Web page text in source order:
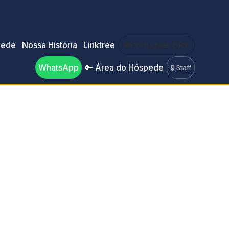
Nossa História Linktree 🌐Português BR▾
WhatsApp 🔑 Área do Hóspede 🔒 Staff